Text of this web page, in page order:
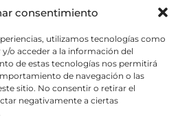
consentimiento
utilizamos tecnologías como
o acceder a la información del
de estas tecnologías nos permitirá
de navegación o las
sitio. No consentir o retirar el
negativamente a ciertas
CONTACTO
MÁS VOTADAS
MEJORES OBRAS
DE OBRAS